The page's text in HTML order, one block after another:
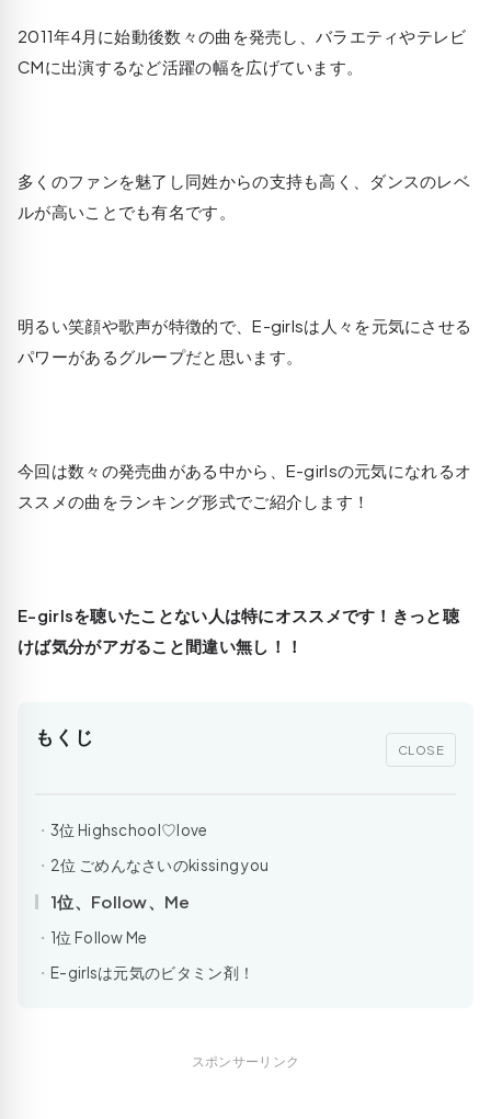
2011年4月に始動後数々の曲を発売し、バラエティやテレビ
CMに出演するなど活躍の幅を広げています。
多くのファンを魅了し同姓からの支持も高く、ダンスのレベ
ルが高いことでも有名です。
明るい笑顔や歌声が特徴的で、E-girlsは人々を元気にさせる
パワーがあるグループだと思います。
今回は数々の発売曲がある中から、E-girlsの元気になれるオ
ススメの曲をランキング形式でご紹介します！
E-girlsを聴いたことない人は特にオススメです！きっと聴
けば気分がアガること間違い無し！！
もくじ
CLOSE
3位 Highschool♡love
2位 ごめんなさいのkissing you
1位、Follow、Me
1位 Follow Me
E-girlsは元気のビタミン剤！
スポンサーリンク